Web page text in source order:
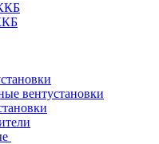
вентустановки